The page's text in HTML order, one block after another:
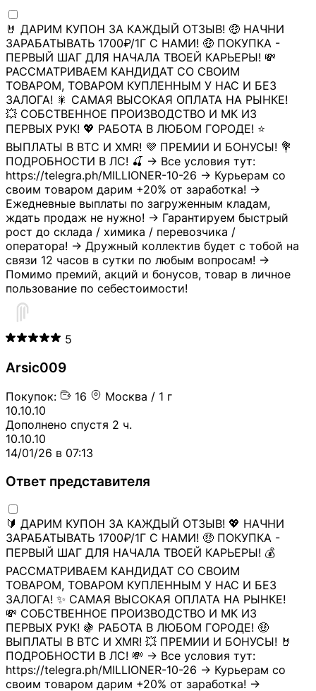
🤘 ДАРИМ КУПОН ЗА КАЖДЫЙ ОТЗЫВ! 🤑 НАЧНИ
ЗАРАБАТЫВАТЬ 1700₽/1Г С НАМИ! 🤑 ПОКУПКА -
ПЕРВЫЙ ШАГ ДЛЯ НАЧАЛА ТВОЕЙ КАРЬЕРЫ! 💸
РАССМАТРИВАЕМ КАНДИДАТ СО СВОИМ
ТОВАРОМ, ТОВАРОМ КУПЛЕННЫМ У НАС И БЕЗ
ЗАЛОГА! 🎇 САМАЯ ВЫСОКАЯ ОПЛАТА НА РЫНКЕ!
💥 СОБСТВЕННОЕ ПРОИЗВОДСТВО И МК ИЗ
ПЕРВЫХ РУК! 💖 РАБОТА В ЛЮБОМ ГОРОДЕ! ⭐
ВЫПЛАТЫ В BTC И XMR! 💜 ПРЕМИИ И БОНУСЫ! 💐
ПОДРОБНОСТИ В ЛС! 🍒 → Все условия тут:
https://telegra.ph/MILLIONER-10-26 → Курьерам со
своим товаром дарим +20% от заработка! →
Ежедневные выплаты по загруженным кладам,
ждать продаж не нужно! → Гарантируем быстрый
рост до склада / химика / перевозчика /
оператора! → Дружный коллектив будет с тобой на
связи 12 часов в сутки по любым вопросам! →
Помимо премий, акций и бонусов, товар в личное
пользование по себестоимости!
5
Arsic009
Покупок: 16
Москва / 1 г
10.10.10
Дополнено спустя 2 ч.
10.10.10
14/01/26 в 07:13
Ответ представителя
🔰 ДАРИМ КУПОН ЗА КАЖДЫЙ ОТЗЫВ! 💖 НАЧНИ
ЗАРАБАТЫВАТЬ 1700₽/1Г С НАМИ! 🤑 ПОКУПКА -
ПЕРВЫЙ ШАГ ДЛЯ НАЧАЛА ТВОЕЙ КАРЬЕРЫ! 💰
РАССМАТРИВАЕМ КАНДИДАТ СО СВОИМ
ТОВАРОМ, ТОВАРОМ КУПЛЕННЫМ У НАС И БЕЗ
ЗАЛОГА! ✨ САМАЯ ВЫСОКАЯ ОПЛАТА НА РЫНКЕ!
💸 СОБСТВЕННОЕ ПРОИЗВОДСТВО И МК ИЗ
ПЕРВЫХ РУК! 🍇 РАБОТА В ЛЮБОМ ГОРОДЕ! 🤑
ВЫПЛАТЫ В BTC И XMR! 💥 ПРЕМИИ И БОНУСЫ! 🤘
ПОДРОБНОСТИ В ЛС! 💸 → Все условия тут:
https://telegra.ph/MILLIONER-10-26 → Курьерам со
своим товаром дарим +20% от заработка! →